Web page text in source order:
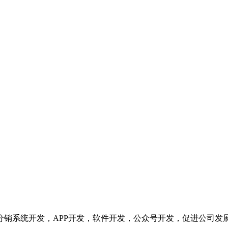
系统开发，APP开发，软件开发，公众号开发，促进公司